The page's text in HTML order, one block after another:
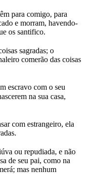
para comigo, para
e morram, havendo-
os santifico.
sagradas; o
comerão das coisas
escravo com o seu
na sua casa,
com estrangeiro, ela
ou repudiada, e não
de seu pai, como na
mas nenhum